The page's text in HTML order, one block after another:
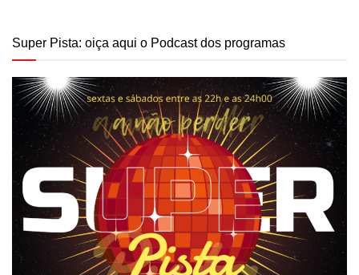
Super Pista: oiça aqui o Podcast dos programas